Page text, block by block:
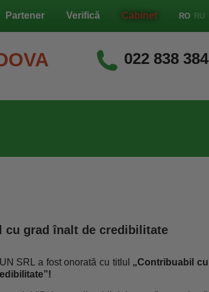
Partener Verifică Cabinet RO RU
022 838 384
cu grad înalt de credibilitate
SRL a fost onorată cu titlul „Contribuabil cu